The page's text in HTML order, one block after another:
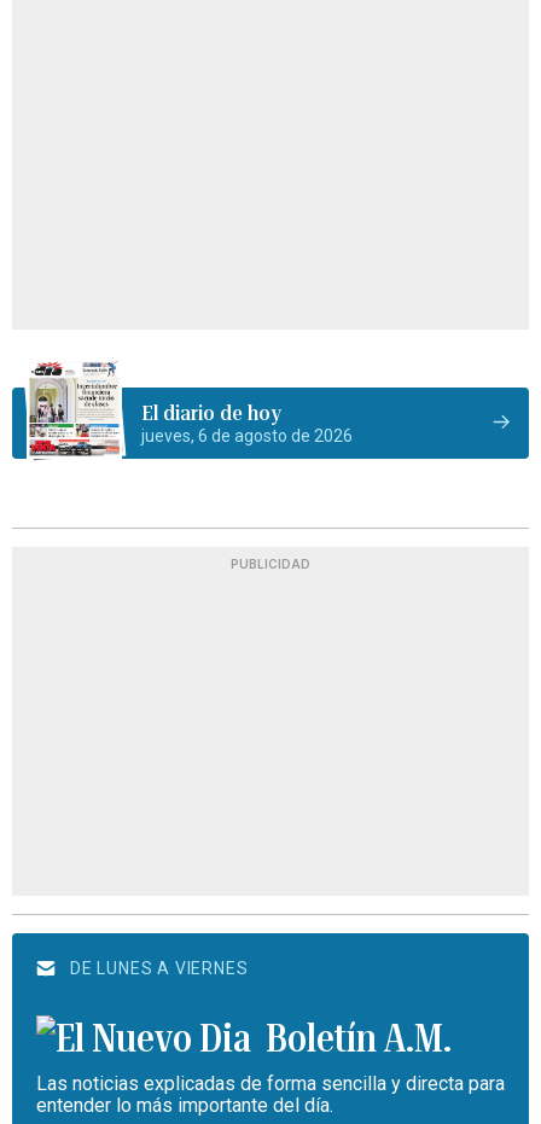
El diario de hoy
jueves, 6 de agosto de 2026
PUBLICIDAD
DE LUNES A VIERNES
Boletín A.M.
Las noticias explicadas de forma sencilla y directa para
entender lo más importante del día.